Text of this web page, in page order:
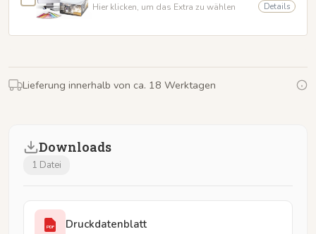
Hier klicken, um das Extra zu wählen Details
Lieferung innerhalb von ca. 18 Werktagen
Downloads
1 Datei
PDF Druckdatenblatt